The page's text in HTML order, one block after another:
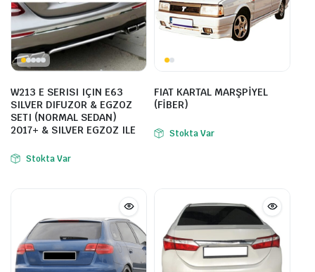
W213 E SERISI IÇIN E63
SILVER DIFUZOR & EGZOZ
SETI (NORMAL SEDAN)
2017+ & SILVER EGZOZ ILE
Stokta Var
FIAT KARTAL MARŞPİYEL
(FİBER)
Stokta Var